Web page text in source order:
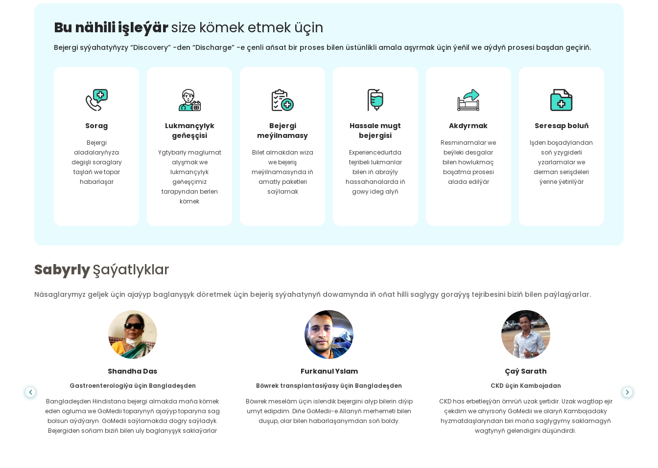
Bu nähili işleýärsize kömek etmek üçin
Bejergi syýahatyňyzy “Discovery” -den “Discharge” -e çenli aňsat bir proses bilen üstünlikli amala aşyrmak üçin ýeňil we aýdyň prosesi başdan geçiriň.
Sorag
Bejergi
aladalaryňyza
degişli soraglary
taşlaň we topar
habarlaşar
Lukmançylyk
geňeşçisi
Ygtybarly maglumat
alyşmak we
lukmançylyk
geňeşçimiz
tarapyndan berlen
kömek
Bejergi
meýilnamasy
Bilet almakdan wiza
we bejeriş
meýilnamasynda iň
amatly paketleri
saýlamak
Hassale mugt
bejergisi
Experiencedurtda
tejribeli lukmanlar
bilen iň abraýly
hassahanalarda iň
gowy ideg alyň
Akdyrmak
Resminamalar we
beýleki desgalar
bilen howlukmaç
boşatma prosesi
alada edilýär
Seresap boluň
Işden boşadylandan
soň yzygiderli
yzarlamalar we
derman serişdeleri
ýerine ýetirilýär
SabyrlyŞaýatlyklar
Näsaglarymyz geljek üçin ajaýyp baglanyşyk döretmek üçin bejeriş syýahatynyň dowamynda iň oňat hilli saglygy goraýyş tejribesini biziň bilen paýlaşýarlar.
Shandha Das
Gastroenterologiýa üçin Bangladeşden
Bangladeşden Hindistana bejergi almakda maňa kömek
eden ogluma we GoMedii toparynyň ajaýyp toparyna sag
bolsun aýdýaryn. GoMedii saýlamakda dogry saýladyk.
Bejergiden soňam biziň bilen uly baglanyşyk saklaýarlar
Furkanul Yslam
Böwrek transplantasiýasy üçin Bangladeşden
Böwrek meseläm üçin islendik bejergini alyp bilerin diýip
umyt edipdim. Diňe GoMedii-e Allanyň merhemeti bilen
duşup, olar bilen habarlaşanymdan soň boldy.
Çaý Sarath
CKD üçin Kambojadan
CKD has erbetleşýän ömrüň uzak şertidir. Uzak wagtlap ejir
çekdim we ahyrsoňy GoMedii we olaryň Kambojadaky
hyzmatdaşlaryndan biri maňa saglygymy saklamagyň
wagtynyň gelendigini düşündirdi.